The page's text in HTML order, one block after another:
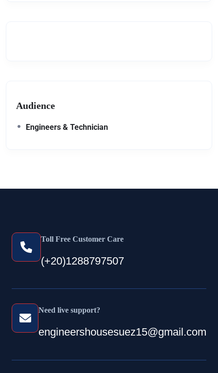
Audience
Engineers & Technician
Toll Free Customer Care
(+20)1288797507
Need live support?
engineershousesuez15@gmail.com